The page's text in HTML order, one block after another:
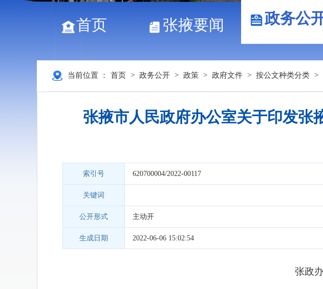
首页 张掖要闻 政务公
当前位置 ： 首页 > 政务公开 > 政策 > 政府文件 > 按公文种类分类 >
张掖市人民政府办公室关于印发张
索引号 620700004/2022-00117
关键词
公开形式 主动开
生成日期 2022-06-06 15:02:54
张政